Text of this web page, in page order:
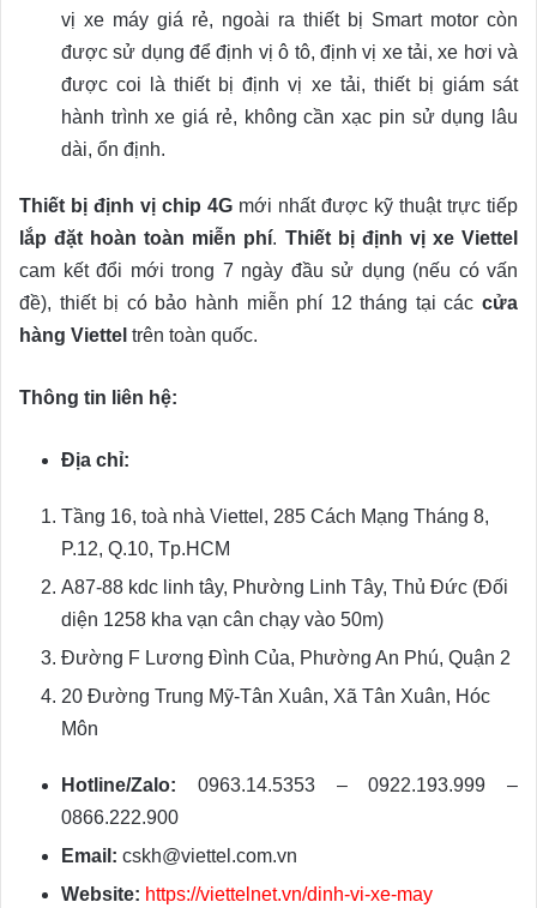
vị xe máy giá rẻ, ngoài ra thiết bị Smart motor còn
được sử dụng để định vị ô tô, định vị xe tải, xe hơi và
được coi là thiết bị định vị xe tải, thiết bị giám sát
hành trình xe giá rẻ, không cần xạc pin sử dụng lâu
dài, ổn định.
Thiết bị định vị chip 4G mới nhất được kỹ thuật trực tiếp
lắp đặt hoàn toàn miễn phí. Thiết bị định vị xe Viettel
cam kết đổi mới trong 7 ngày đầu sử dụng (nếu có vấn
đề), thiết bị có bảo hành miễn phí 12 tháng tại các cửa
hàng Viettel trên toàn quốc.
Thông tin liên hệ:
Địa chỉ:
Tầng 16, toà nhà Viettel, 285 Cách Mạng Tháng 8,
P.12, Q.10, Tp.HCM
A87-88 kdc linh tây, Phường Linh Tây, Thủ Đức (Đối
diện 1258 kha vạn cân chạy vào 50m)
Đường F Lương Đình Của, Phường An Phú, Quận 2
20 Đường Trung Mỹ-Tân Xuân, Xã Tân Xuân, Hóc
Môn
Hotline/Zalo: 0963.14.5353 – 0922.193.999 –
0866.222.900
Email: cskh@viettel.com.vn
Website: https://viettelnet.vn/dinh-vi-xe-may